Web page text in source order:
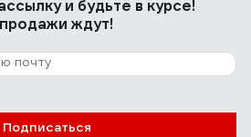
и будьте в курсе!
ждут!
Подписаться